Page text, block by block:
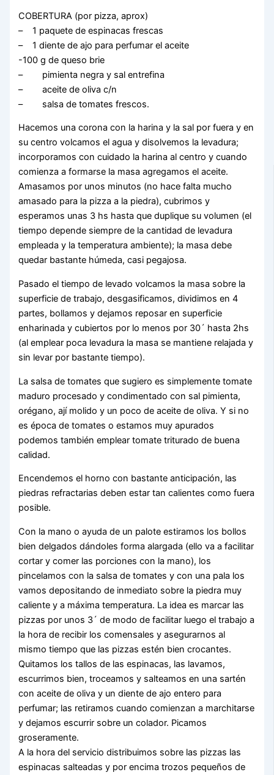
COBERTURA (por pizza, aprox)
– 1 paquete de espinacas frescas
– 1 diente de ajo para perfumar el aceite
-100 g de queso brie
– pimienta negra y sal entrefina
– aceite de oliva c/n
– salsa de tomates frescos.
Hacemos una corona con la harina y la sal por fuera y en
su centro volcamos el agua y disolvemos la levadura;
incorporamos con cuidado la harina al centro y cuando
comienza a formarse la masa agregamos el aceite.
Amasamos por unos minutos (no hace falta mucho
amasado para la pizza a la piedra), cubrimos y
esperamos unas 3 hs hasta que duplique su volumen (el
tiempo depende siempre de la cantidad de levadura
empleada y la temperatura ambiente); la masa debe
quedar bastante húmeda, casi pegajosa.
Pasado el tiempo de levado volcamos la masa sobre la
superficie de trabajo, desgasificamos, dividimos en 4
partes, bollamos y dejamos reposar en superficie
enharinada y cubiertos por lo menos por 30´ hasta 2hs
(al emplear poca levadura la masa se mantiene relajada y
sin levar por bastante tiempo).
La salsa de tomates que sugiero es simplemente tomate
maduro procesado y condimentado con sal pimienta,
orégano, ají molido y un poco de aceite de oliva. Y si no
es época de tomates o estamos muy apurados
podemos también emplear tomate triturado de buena
calidad.
Encendemos el horno con bastante anticipación, las
piedras refractarias deben estar tan calientes como fuera
posible.
Con la mano o ayuda de un palote estiramos los bollos
bien delgados dándoles forma alargada (ello va a facilitar
cortar y comer las porciones con la mano), los
pincelamos con la salsa de tomates y con una pala los
vamos depositando de inmediato sobre la piedra muy
caliente y a máxima temperatura. La idea es marcar las
pizzas por unos 3´ de modo de facilitar luego el trabajo a
la hora de recibir los comensales y asegurarnos al
mismo tiempo que las pizzas estén bien crocantes.
Quitamos los tallos de las espinacas, las lavamos,
escurrimos bien, troceamos y salteamos en una sartén
con aceite de oliva y un diente de ajo entero para
perfumar; las retiramos cuando comienzan a marchitarse
y dejamos escurrir sobre un colador. Picamos
groseramente.
A la hora del servicio distribuimos sobre las pizzas las
espinacas salteadas y por encima trozos pequeños de